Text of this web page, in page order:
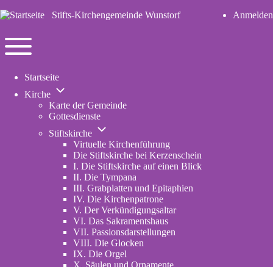
UserAnmelden
Stifts-Kirchengemeinde Wunstorf
Navigation
main
Startseite
Kirche
Unternavigation
Kirche
Karte der Gemeinde
Gottesdienste
Stiftskirche
Unternavigation
Stiftskirche
Virtuelle Kirchenführung
Die Stiftskirche bei Kerzenschein
I. Die Stiftskirche auf einen Blick
II. Die Tympana
III. Grabplatten und Epitaphien
IV. Die Kirchenpatrone
V. Der Verkündigungsaltar
VI. Das Sakramentshaus
VII. Passionsdarstellungen
VIII. Die Glocken
IX. Die Orgel
X. Säulen und Ornamente